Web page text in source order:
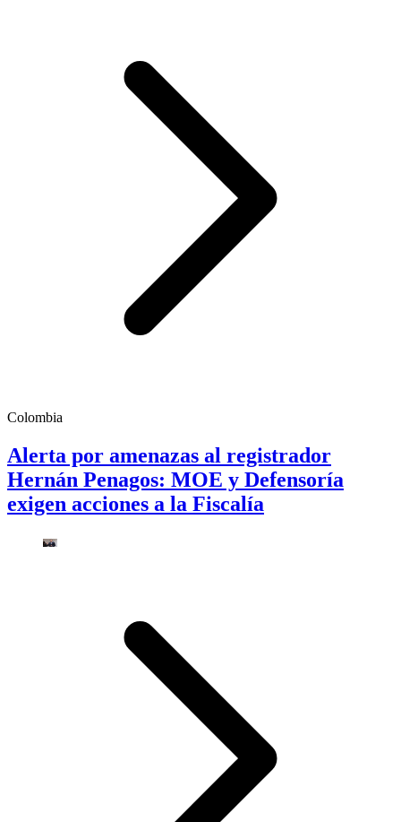
Colombia
Alerta por amenazas al registrador
Hernán Penagos: MOE y Defensoría
exigen acciones a la Fiscalía